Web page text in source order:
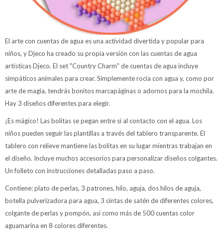
El arte con cuentas de agua es una actividad divertida y popular para
niños, y Djeco ha creado su propia versión con las cuentas de agua
artísticas Djeco. El set "Country Charm" de cuentas de agua incluye
simpáticos animales para crear. Simplemente rocía con agua y, como por
arte de magia, tendrás bonitos marcapáginas o adornos para la mochila.
Hay 3 diseños diferentes para elegir.
¡Es mágico! Las bolitas se pegan entre sí al contacto con el agua. Los
niños pueden seguir las plantillas a través del tablero transparente. El
tablero con relieve mantiene las bolitas en su lugar mientras trabajan en
el diseño. Incluye muchos accesorios para personalizar diseños colgantes.
Un folleto con instrucciones detalladas paso a paso.
Contiene: plato de perlas, 3 patrones, hilo, aguja, dos hilos de aguja,
botella pulverizadora para agua, 3 cintas de satén de diferentes colores,
colgante de perlas y pompón, así como más de 500 cuentas color
aguamarina en 8 colores diferentes.